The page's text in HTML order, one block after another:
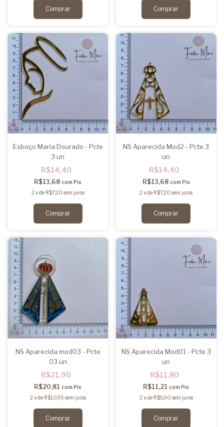
Esboço Maria Dourado - Pcte
3 un
R$14,40
R$13,68com Pix
2 xde R$7,20 sem juros
NS Aparecida Mod2 - Pcte 3
un
R$14,40
R$13,68 com Pix
2 xde R$7,20 sem juros
NS Aparecida mod03 - Pcte
03 un
R$21,90
R$20,81com Pix
2 xde R$10,95 sem juros
NS Aparecida Mod01 - Pcte 3
un
R$11,80
R$11,21com Pix
2 xde R$5,90 sem juros